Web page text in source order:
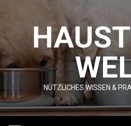
content
NÜTZLICHES WISSEN &